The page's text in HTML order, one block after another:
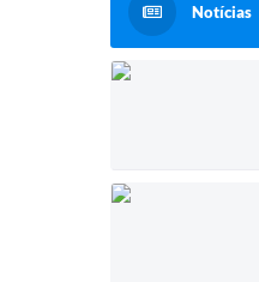
Notícias